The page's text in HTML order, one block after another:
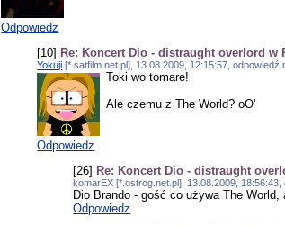
Odpowiedz
[10] Re: Koncert Dio - distraught overlord w
Yokuji [*.satfilm.net.pl], 13.08.2009, 12:15:57, odpowiedź
Toki wo tomare!
Ale czemu z The World? oO'
Odpowiedz
[26] Re: Koncert Dio - distraught
komarEX [*.ostrog.net.pl], 13.08.2009,
Dio Brando - gość co używa The
Odpowiedz